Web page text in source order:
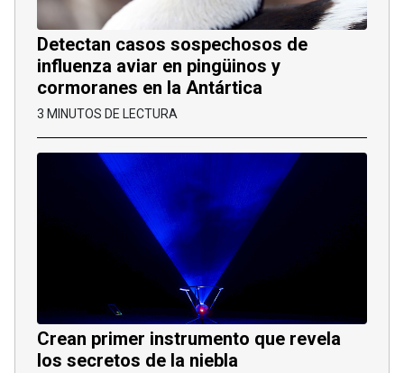
Detectan casos sospechosos de
influenza aviar en pingüinos y
cormoranes en la Antártica
3 MINUTOS DE LECTURA
Crean primer instrumento que revela
los secretos de la niebla